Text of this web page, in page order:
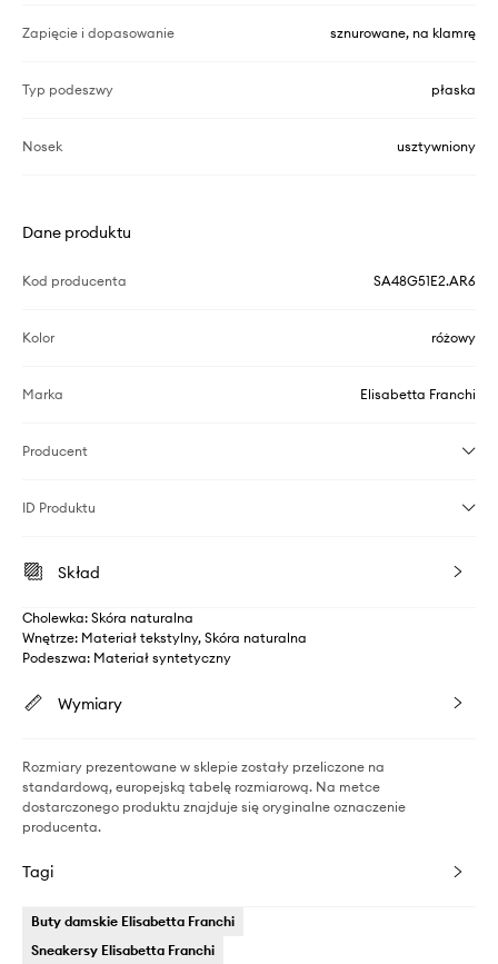
Zapięcie i dopasowanie sznurowane, na klamrę
Typ podeszwy płaska
Nosek usztywniony
Dane produktu
Kod producenta SA48G51E2.AR6
Kolor różowy
Marka Elisabetta Franchi
Producent
ID Produktu
Skład
Cholewka: Skóra naturalna
Wnętrze: Materiał tekstylny, Skóra naturalna
Podeszwa: Materiał syntetyczny
Wymiary
Rozmiary prezentowane w sklepie zostały przeliczone na
standardową, europejską tabelę rozmiarową. Na metce
dostarczonego produktu znajduje się oryginalne oznaczenie
producenta.
Tagi
Buty damskie Elisabetta Franchi
Sneakersy Elisabetta Franchi